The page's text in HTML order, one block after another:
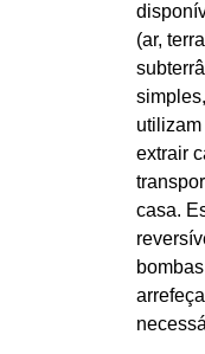
(ar,
extrair
casa.